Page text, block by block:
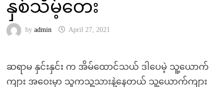
နှစ်သိမ့်တေး
by admin April 27, 2021
ဆရာမ နှင်းနှင်း က အိမ်ထောင်သယ် ဒါပေမဲ့ သူ့ယောက်
ကျား အဝေးမှာ သူကသူ့သားနဲ့နေတယ် သူ့ယောက်ကျား